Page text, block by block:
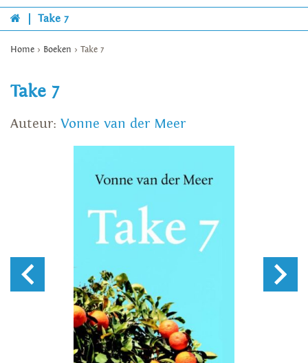
Take 7
Home > Boeken > Take 7
Take 7
Auteur: Vonne van der Meer